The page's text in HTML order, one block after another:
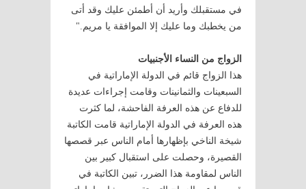
في مستقبلك وأريد أن أطمئن عليك وقد أتى
من يخطبك وما عليك إلا الموافقة يا مريم."
الزواج من النساء الأجنبيات
هذا الزواج قائم في الدولة الإماراتية في
السبعينات والثمانينات وقامت إجراءات عديدة
للدفاع عن هذه العرفة الفاحشة، لما كثرت
هذه العرفة في الدولة الإماراتية قامت الكاتبة
شيخة الناخي بإظهارها أمام الناس عبر قصصها
القصيرة، وحصلت على استقبال كبير بين
الناس لمقاومة هذا الضرر، تبين الكاتبة في